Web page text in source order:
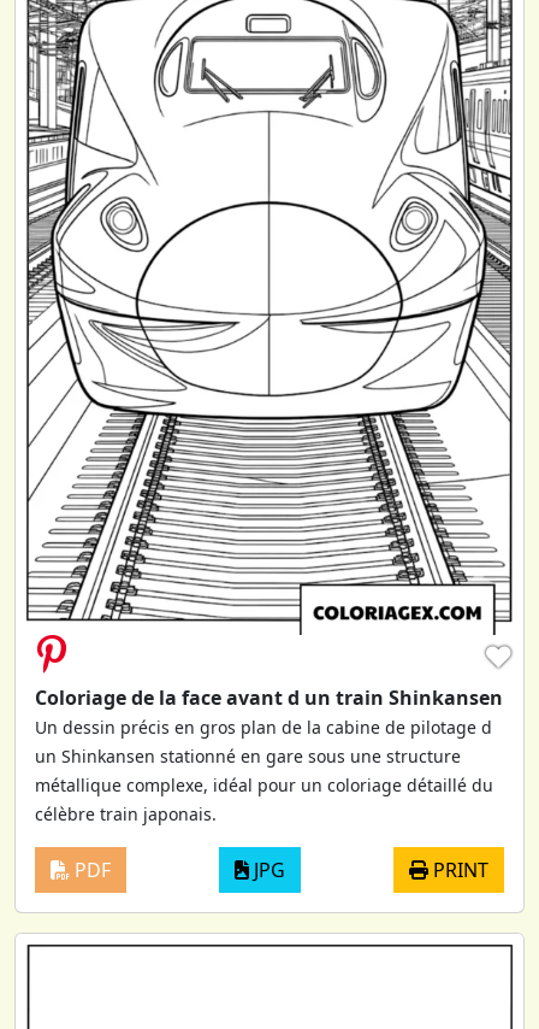
♥
Coloriage de la face avant d un train Shinkansen
Un dessin précis en gros plan de la cabine de pilotage d
un Shinkansen stationné en gare sous une structure
métallique complexe, idéal pour un coloriage détaillé du
célèbre train japonais.
PDF JPG PRINT